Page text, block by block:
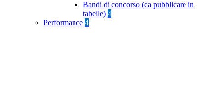
Bandi di concorso (da pubblicare in
tabelle) 4
Performance 4